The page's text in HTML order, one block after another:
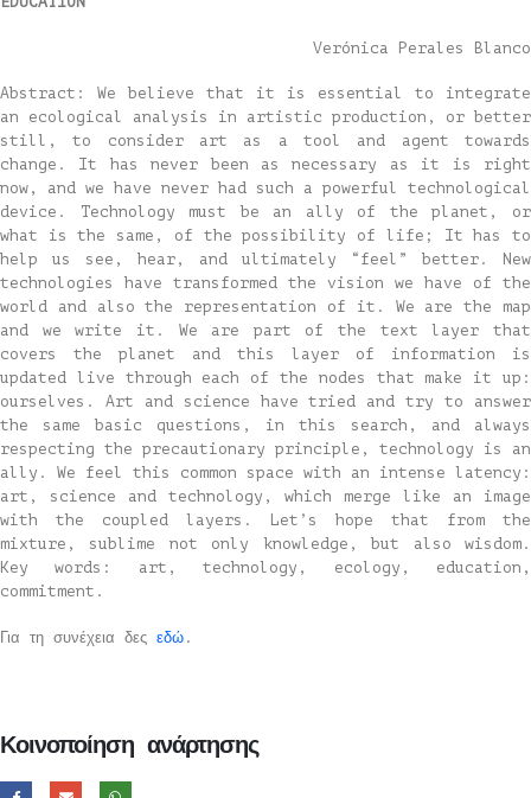
Verónica Perales Blanco
Abstract: We believe that it is essential to integrate
an ecological analysis in artistic production, or better
still, to consider art as a tool and agent towards
change. It has never been as necessary as it is right
now, and we have never had such a powerful technological
device. Technology must be an ally of the planet, or
what is the same, of the possibility of life; It has to
help us see, hear, and ultimately “feel” better. New
technologies have transformed the vision we have of the
world and also the representation of it. We are the map
and we write it. We are part of the text layer that
covers the planet and this layer of information is
updated live through each of the nodes that make it up:
ourselves. Art and science have tried and try to answer
the same basic questions, in this search, and always
respecting the precautionary principle, technology is an
ally. We feel this common space with an intense latency:
art, science and technology, which merge like an image
with the coupled layers. Let’s hope that from the
mixture, sublime not only knowledge, but also wisdom.
Key words: art, technology, ecology, education,
commitment.
Για τη συνέχεια δες εδώ .
Κοινοποίηση ανάρτησης